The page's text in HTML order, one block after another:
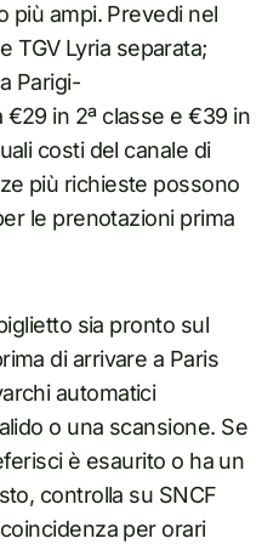
più ampi. Prevedi nel
TGV Lyria separata;
Parigi-
€29 in 2ª classe e €39 in
costi del canale di
più richieste possono
le prenotazioni prima
sia pronto sul
di arrivare a Paris
automatici
o una scansione. Se
è esaurito o ha un
controlla su SNCF
per orari